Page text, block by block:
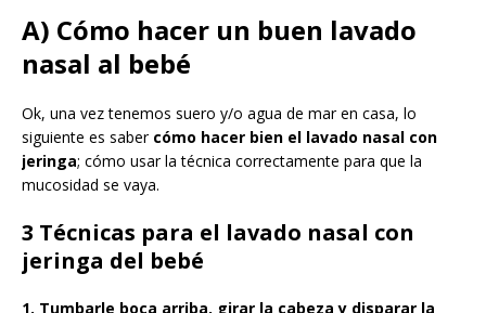
A) Cómo hacer un buen lavado
nasal al bebé
Ok, una vez tenemos suero y/o agua de mar en casa, lo
siguiente es saber cómo hacer bien el lavado nasal con
jeringa; cómo usar la técnica correctamente para que la
mucosidad se vaya.
3 Técnicas para el lavado nasal con
jeringa del bebé
1. Tumbarle boca arriba, girar la cabeza y disparar la